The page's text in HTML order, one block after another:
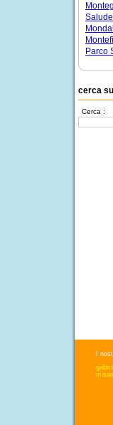
Parco
cerca
Cerca :
I